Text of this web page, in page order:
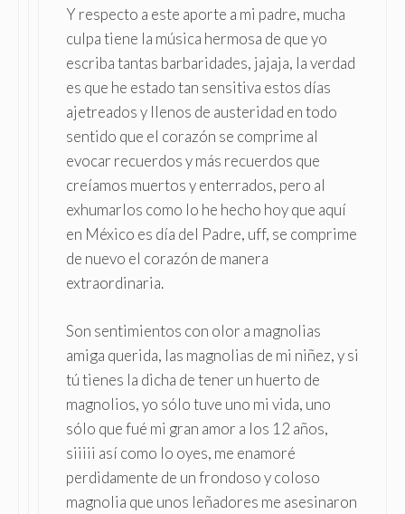
Y respecto a este aporte a mi padre, mucha
culpa tiene la música hermosa de que yo
escriba tantas barbaridades, jajaja, la verdad
es que he estado tan sensitiva estos días
ajetreados y llenos de austeridad en todo
sentido que el corazón se comprime al
evocar recuerdos y más recuerdos que
creíamos muertos y enterrados, pero al
exhumarlos como lo he hecho hoy que aquí
en México es día del Padre, uff, se comprime
de nuevo el corazón de manera
extraordinaria.
Son sentimientos con olor a magnolias
amiga querida, las magnolias de mi niñez, y si
tú tienes la dicha de tener un huerto de
magnolios, yo sólo tuve uno mi vida, uno
sólo que fué mi gran amor a los 12 años,
siiiii así como lo oyes, me enamoré
perdidamente de un frondoso y coloso
magnolia que unos leñadores me asesinaron